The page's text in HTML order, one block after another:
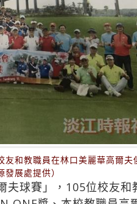
和教職員在林口美麗華高爾夫
展處提供）
夫球賽」，105位校友